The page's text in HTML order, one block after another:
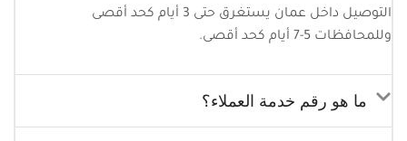
التوصيل داخل عمان يستغرق حتى 3 أيام كحد أقصى
وللمحافظات 5-7 أيام كحد أقصى.
ما هو رقم خدمة العملاء؟